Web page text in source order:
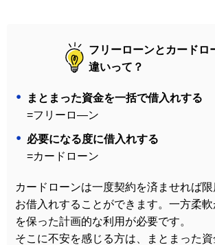
フリーローンとカードロ
違いって？
まとまった資金を一括で借入れする
=フリーロ―ン
必要になる度に借入れする
=カードローン
カードローンは一度契約を済ませれば
お借入れすることができます。一方柔軟
を保った計画的な利用が必要です。
そこに不安を感じる方は、まとまった